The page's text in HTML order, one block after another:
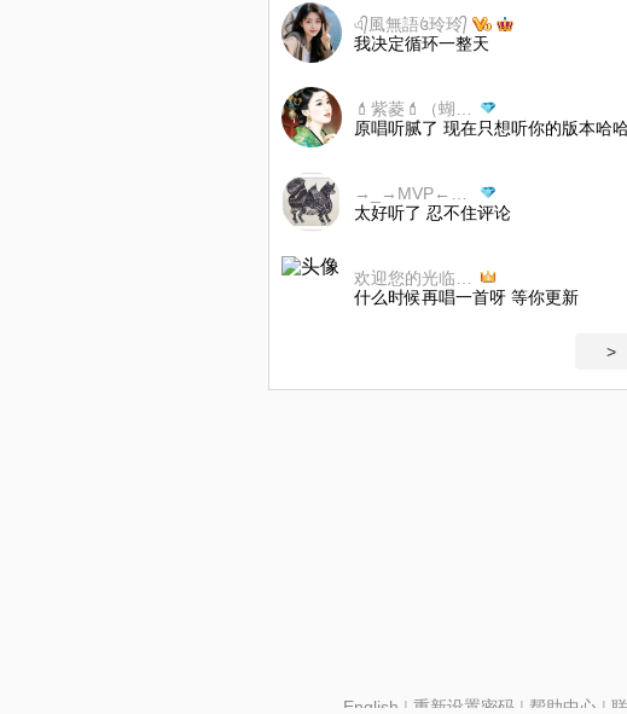
এ᭄風無語꧔玲玲᭄
我决定循环一整天
原唱听腻了 现在只想听你的版本哈
太好听了 忍不住评论
什么时候再唱一首呀 等你更新
>
English | 重新设置密码| 帮助中心 |